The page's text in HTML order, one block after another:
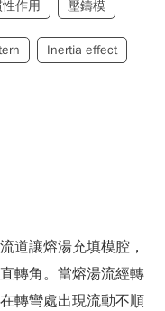
作用 壓鑄模
Inertia effect
道讓熔湯充填模腔，
轉角。當熔湯流經轉
轉彎處出現流動不順